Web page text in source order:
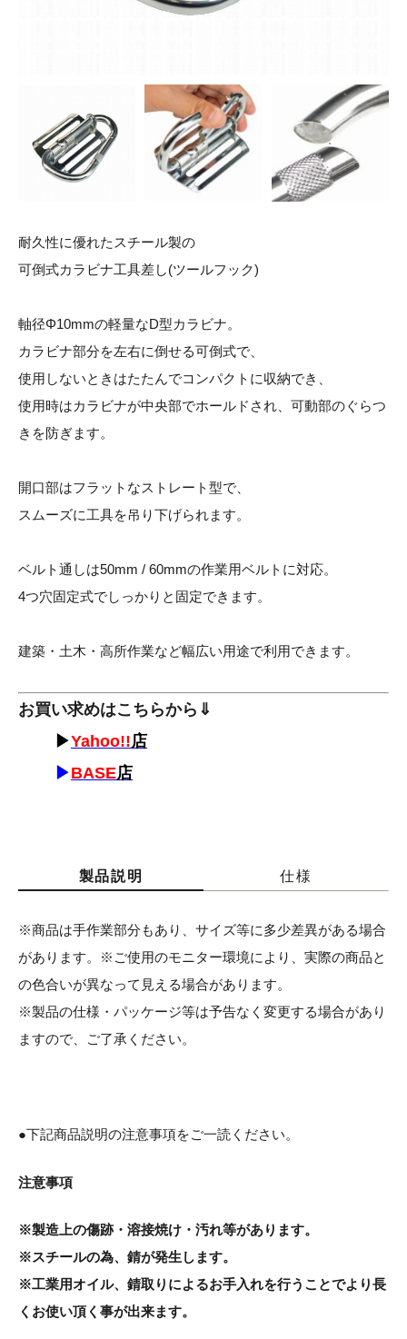
耐久性に優れたスチール製の
可倒式カラビナ工具差し(ツールフック)
軸径Φ10mmの軽量なD型カラビナ。
カラビナ部分を左右に倒せる可倒式で、
使用しないときはたたんでコンパクトに収納でき、
使用時はカラビナが中央部でホールドされ、可動部のぐらつ
きを防ぎます。
開口部はフラットなストレート型で、
スムーズに工具を吊り下げられます。
ベルト通しは50mm / 60mmの作業用ベルトに対応。
4つ穴固定式でしっかりと固定できます。
建築・土木・高所作業など幅広い用途で利用できます。
お買い求めはこちらから⇓
▶Yahoo!!店
▶BASE店
製品説明 仕様
※商品は手作業部分もあり、サイズ等に多少差異がある場合
があります。※ご使用のモニター環境により、実際の商品と
の色合いが異なって見える場合があります。
※製品の仕様・パッケージ等は予告なく変更する場合があり
ますので、ご了承ください。
●下記商品説明の注意事項をご一読ください。
注意事項
※製造上の傷跡・溶接焼け・汚れ等があります。
※スチールの為、錆が発生します。
※工業用オイル、錆取りによるお手入れを行うことでより長
くお使い頂く事が出来ます。